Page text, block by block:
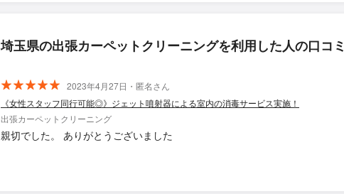
埼玉県の出張カーペットクリーニングを利用した人の口コミ
2023年4月27日・匿名さん
《女性スタッフ同行可能◎》ジェット噴射器による室内の消毒サービス実施！
出張カーペットクリーニング
親切でした。 ありがとうございました